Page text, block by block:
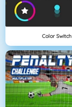
Color Switch